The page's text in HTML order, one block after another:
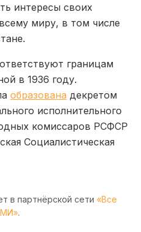
интересы своих
миру, в том числе
границам
в 1936 году.
образована декретом
исполнительного
комиссаров РСФСР
Социалистическая
в партнёрской сети «Все
.